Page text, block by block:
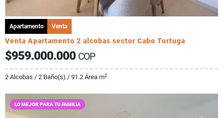
Apartamento Venta
Venta Apartamento 2 alcobas sector Cabo Tortuga
$959.000.000 COP
2 Alcobas / 2 Baño(s) / 91.2 Área m2
LO MEJOR PARA TU FAMILIA